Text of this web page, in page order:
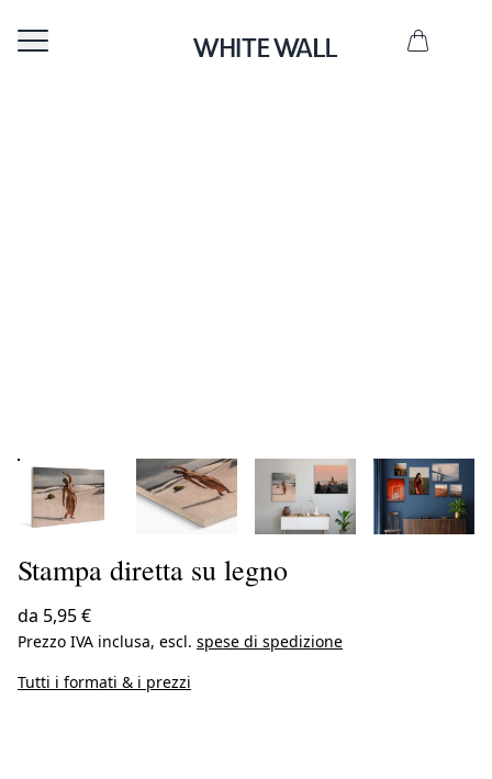
Stampa diretta su legno
da 5,95 €
Prezzo IVA inclusa, escl. spese di spedizione
Tutti i formati & i prezzi